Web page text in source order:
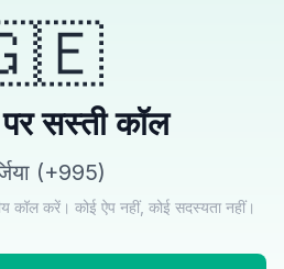
पर सस्ती कॉल
(+995)
कॉल करें। कोई ऐप नहीं, कोई सदस्यता नहीं।